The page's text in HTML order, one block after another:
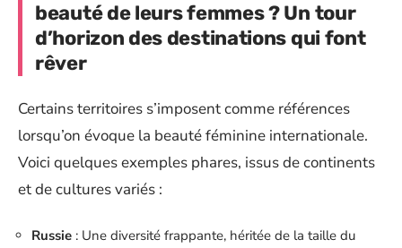
beauté de leurs femmes ? Un tour
d’horizon des destinations qui font
rêver
Certains territoires s’imposent comme références
lorsqu’on évoque la beauté féminine internationale.
Voici quelques exemples phares, issus de continents
et de cultures variés :
Russie : Une diversité frappante, héritée de la taille du